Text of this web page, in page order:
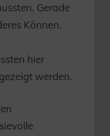
Gerade
Können,
hier
werden.